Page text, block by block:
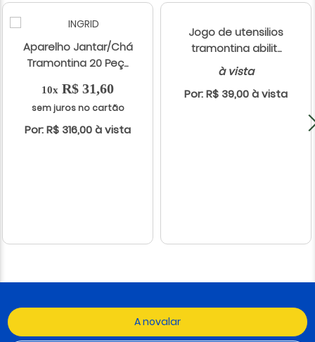
Aparelho Jantar/Chá
Tramontina 20 Peç...
10x R$ 31,60
sem juros no cartão
Por: R$ 316,00 à vista
Jogo de utensilios
tramontina abilit...
à vista
Por: R$ 39,00 à vista
A novalar